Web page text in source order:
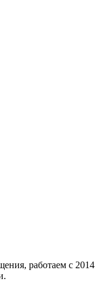
работаем с 2014